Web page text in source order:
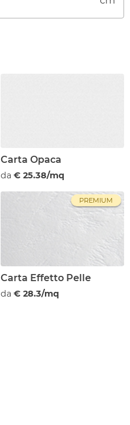
Carta Opaca
da € 25.38/mq
PREMIUM
Carta Effetto Pelle
da € 28.3/mq